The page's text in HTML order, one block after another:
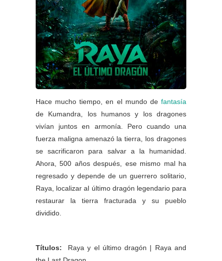
Hace mucho tiempo, en el mundo de fantasía
de Kumandra, los humanos y los dragones
vivían juntos en armonía. Pero cuando una
fuerza maligna amenazó la tierra, los dragones
se sacrificaron para salvar a la humanidad.
Ahora, 500 años después, ese mismo mal ha
regresado y depende de un guerrero solitario,
Raya, localizar al último dragón legendario para
restaurar la tierra fracturada y su pueblo
dividido.
Títulos:
Raya y el último dragón | Raya and